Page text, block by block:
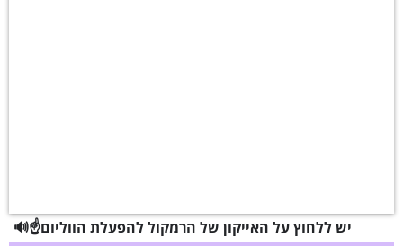
🔊☝️יש ללחוץ על האייקון של הרמקול להפעלת הווליום